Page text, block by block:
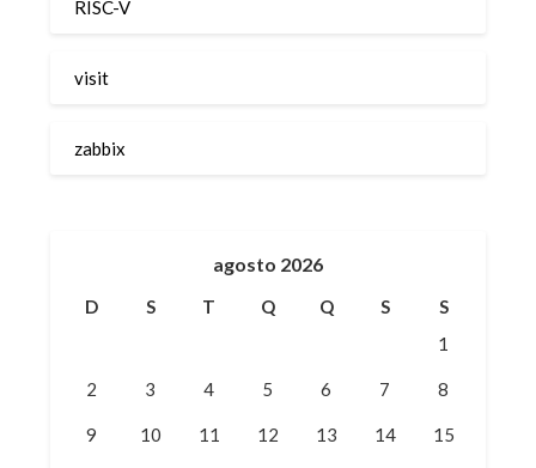
RISC-V
visit
zabbix
agosto 2026
D S T Q Q S
S
1
2 3 4 5 6 7 8
9 10 11 12 13 14 15